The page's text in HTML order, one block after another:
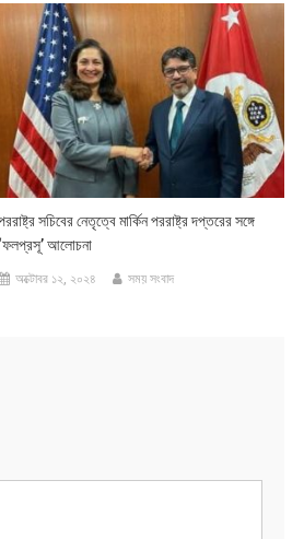
সচিবের নেতৃত্বে মার্কিন পররাষ্ট্র দপ্তরের সঙ্গে
‘ফলপ্রসূ’ আলোচনা
অক্টোবর ১২, ২০২৪ সময় সংবাদ